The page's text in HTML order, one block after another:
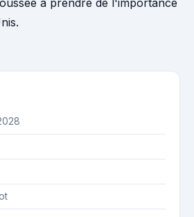
à prendre de l'importance